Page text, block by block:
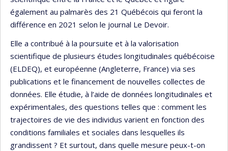
également au palmarès des 21 Québécois qui feront la
différence en 2021 selon le journal Le Devoir.
Elle a contribué à la poursuite et à la valorisation
scientifique de plusieurs études longitudinales québécoise
(ELDEQ), et européenne (Angleterre, France) via ses
publications et le financement de nouvelles collectes de
données. Elle étudie, à l’aide de données longitudinales et
expérimentales, des questions telles que : comment les
trajectoires de vie des individus varient en fonction des
conditions familiales et sociales dans lesquelles ils
grandissent ? Et surtout, dans quelle mesure peux-t-on